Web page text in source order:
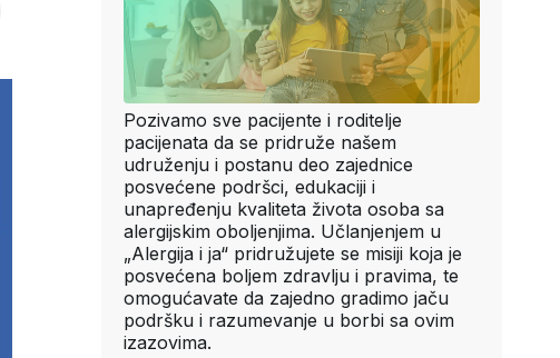
Pozivamo sve pacijente i roditelje
pacijenata da se pridruže našem
udruženju i postanu deo zajednice
posvećene podršci, edukaciji i
unapređenju kvaliteta života osoba sa
alergijskim oboljenjima. Učlanjenjem u
„Alergija i ja“ pridružujete se misiji koja je
posvećena boljem zdravlju i pravima, te
omogućavate da zajedno gradimo jaču
podršku i razumevanje u borbi sa ovim
izazovima.